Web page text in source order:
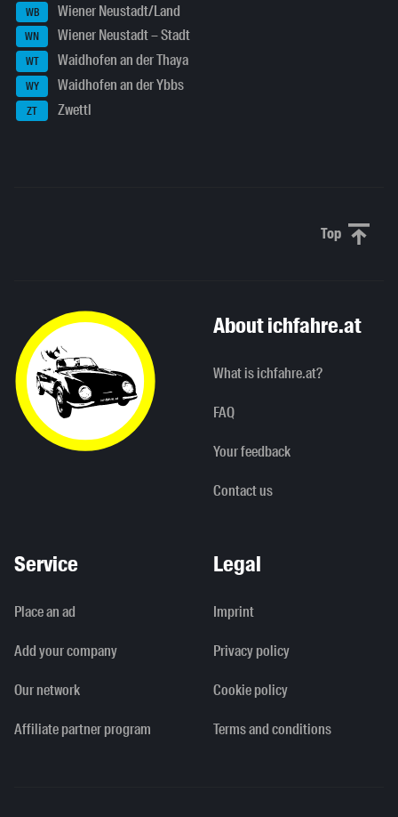
WB Wiener Neustadt/Land
WN Wiener Neustadt – Stadt
WT Waidhofen an der Thaya
WY Waidhofen an der Ybbs
ZT Zwettl
Top Scroll
About ichfahre.at
What is ichfahre.at?
FAQ
Your feedback
Contact us
Service
Place an ad
Add your company
Our network
Affiliate partner program
Legal
Imprint
Privacy policy
Cookie policy
Terms and conditions